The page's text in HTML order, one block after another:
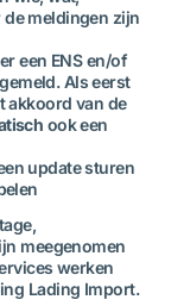
de meldingen zijn
een ENS en/of
Als eerst
akkoord van de
ook een
update sturen
meegenomen
werken
Lading Import.